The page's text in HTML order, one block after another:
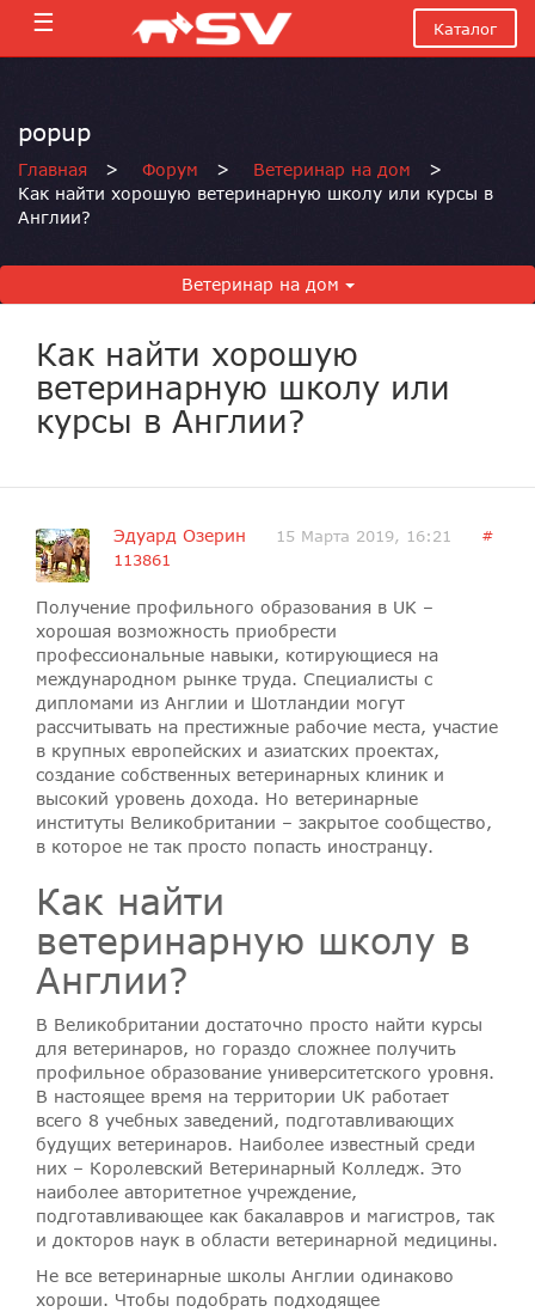
☰ Каталог
popup
Главная > Форум > Ветеринар на дом
>
Как найти хорошую ветеринарную школу или курсы в
Англии?
Ветеринар на дом
Как найти хорошую
ветеринарную школу или
курсы в Англии?
Эдуард Озерин 15 Марта 2019, 16:21
#
113861
Получение профильного образования в UK –
хорошая возможность приобрести
профессиональные навыки, котирующиеся на
международном рынке труда. Специалисты с
дипломами из Англии и Шотландии могут
рассчитывать на престижные рабочие места, участие
в крупных европейских и азиатских проектах,
создание собственных ветеринарных клиник и
высокий уровень дохода. Но ветеринарные
институты Великобритании – закрытое сообщество,
в которое не так просто попасть иностранцу.
Как найти
ветеринарную школу в
Англии?
В Великобритании достаточно просто найти курсы
для ветеринаров, но гораздо сложнее получить
профильное образование университетского уровня.
В настоящее время на территории UK работает
всего 8 учебных заведений, подготавливающих
будущих ветеринаров. Наиболее известный среди
них – Королевский Ветеринарный Колледж. Это
наиболее авторитетное учреждение,
подготавливающее как бакалавров и магистров, так
и докторов наук в области ветеринарной медицины.
Не все ветеринарные школы Англии одинаково
хороши. Чтобы подобрать подходящее